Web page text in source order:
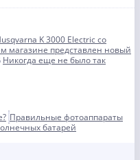
K 3000 Electric со
магазине представлен новый
Никогда еще не было так
Правильные фотоаппараты
батарей